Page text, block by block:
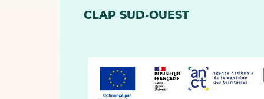
CLAP SUD-OUEST